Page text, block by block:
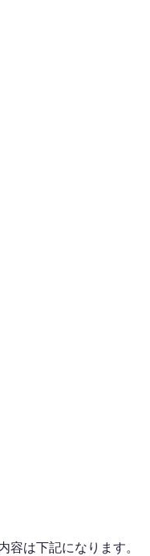
は下記になります。